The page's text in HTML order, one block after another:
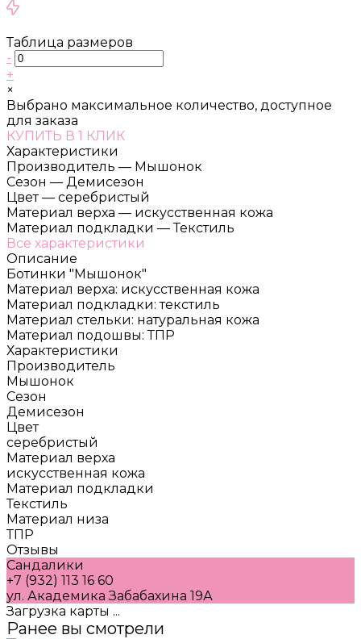
Таблица размеров
-
+
×
Выбрано максимальное количество, доступное
для заказа
КУПИТЬ В 1 КЛИК
Характеристики
Производитель — Мышонок
Сезон — Демисезон
Цвет — серебристый
Материал верха — искусственная кожа
Материал подкладки — Текстиль
Все характеристики
Описание
Ботинки "Мышонок"
Материал верха: искусственная кожа
Материал подкладки: текстиль
Материал стельки: натуральная кожа
Материал подошвы: ТПР
Характеристики
Производитель
Мышонок
Сезон
Демисезон
Цвет
серебристый
Материал верха
искусственная кожа
Материал подкладки
Текстиль
Материал низа
ТПР
Отзывы
Сандалики
+7 (932) 113 16 60
ул. Академика Забабахина 19А
Загрузка карты ...
Ранее вы смотрели